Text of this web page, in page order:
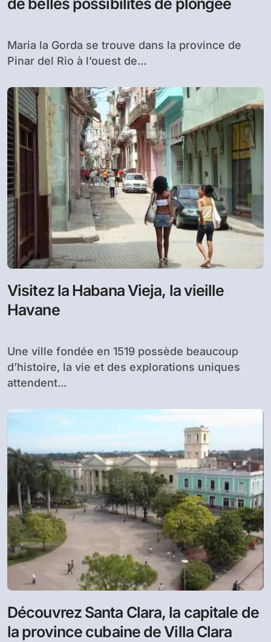
de belles possibilités de plongée
Maria la Gorda se trouve dans la province de
Pinar del Rio à l’ouest de...
Visitez la Habana Vieja, la vieille
Havane
Une ville fondée en 1519 possède beaucoup
d’histoire, la vie et des explorations uniques
attendent...
Découvrez Santa Clara, la capitale de
la province cubaine de Villa Clara